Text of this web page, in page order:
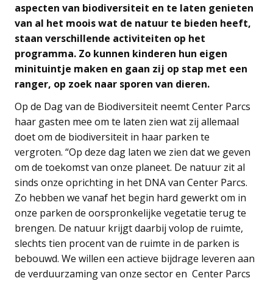
aspecten van biodiversiteit en te laten genieten
van al het moois wat de natuur te bieden heeft,
staan verschillende activiteiten op het
programma. Zo kunnen kinderen hun eigen
minituintje maken en gaan zij op stap met een
ranger, op zoek naar sporen van dieren.
Op de Dag van de Biodiversiteit neemt Center Parcs
haar gasten mee om te laten zien wat zij allemaal
doet om de biodiversiteit in haar parken te
vergroten. “Op deze dag laten we zien dat we geven
om de toekomst van onze planeet. De natuur zit al
sinds onze oprichting in het DNA van Center Parcs.
Zo hebben we vanaf het begin hard gewerkt om in
onze parken de oorspronkelijke vegetatie terug te
brengen. De natuur krijgt daarbij volop de ruimte,
slechts tien procent van de ruimte in de parken is
bebouwd. We willen een actieve bijdrage leveren aan
de verduurzaming van onze sector en Center Parcs